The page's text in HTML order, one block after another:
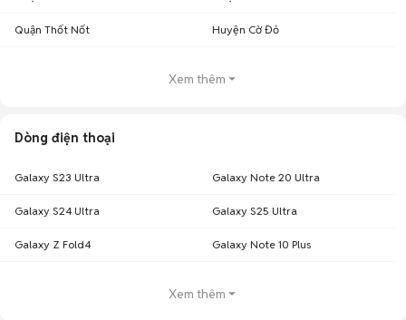
Quận Thốt Nốt Huyện Cờ Đỏ
Xem thêm
Dòng điện thoại
Galaxy S23 Ultra Galaxy Note 20 Ultra
Galaxy S24 Ultra Galaxy S25 Ultra
Galaxy Z Fold4 Galaxy Note 10 Plus
Xem thêm